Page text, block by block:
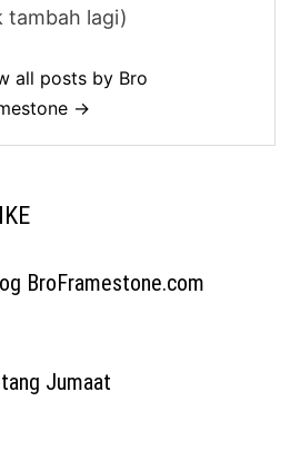
tambah lagi)
all posts by Bro
→
BroFramestone.com
Jumaat